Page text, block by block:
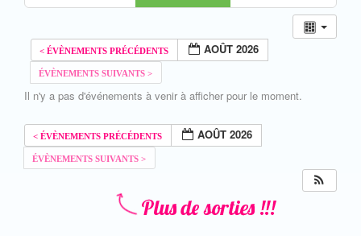
AOÛT 2026
Il n'y a pas d'événements à venir à afficher pour le moment.
AOÛT 2026